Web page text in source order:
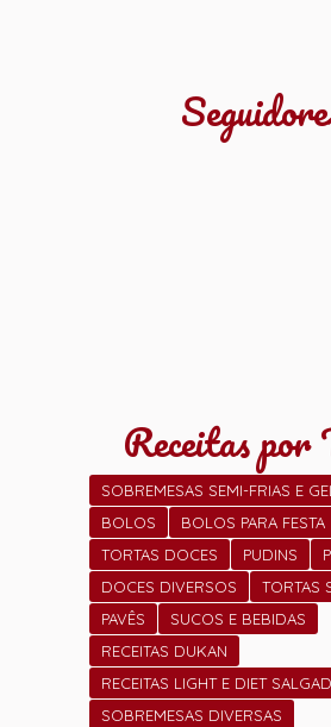
Receitas por
SOBREMESAS SEMI-FRIAS E
BOLOS
BOLOS PARA FESTA
TORTAS DOCES
PUDINS
DOCES DIVERSOS
TORTAS
PAVÊS
SUCOS E BEBIDAS
RECEITAS DUKAN
RECEITAS LIGHT E DIET
SOBREMESAS DIVERSAS